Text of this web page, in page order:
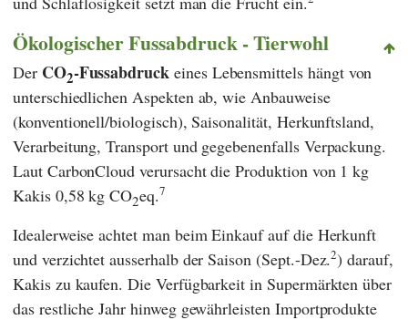
Ökologischer Fussabdruck - Tierwohl
Der CO2-Fussabdruck eines Lebensmittels hängt von
unterschiedlichen Aspekten ab, wie Anbauweise
(konventionell/biologisch), Saisonalität, Herkunftsland,
Verarbeitung, Transport und gegebenenfalls Verpackung.
Laut CarbonCloud verursacht die Produktion von 1 kg
Kakis 0,58 kg CO2eq.7
Idealerweise achtet man beim Einkauf auf die Herkunft
und verzichtet ausserhalb der Saison (Sept.-Dez.2) darauf,
Kakis zu kaufen. Die Verfügbarkeit in Supermärkten über
das restliche Jahr hinweg gewährleisten Importprodukte